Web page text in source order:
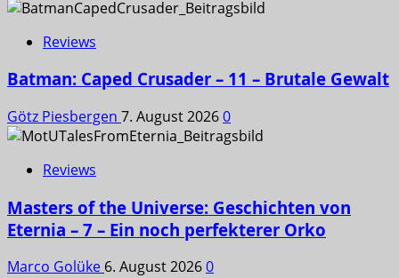
Reviews
Batman: Caped Crusader – 11 – Brutale Gewalt
Götz Piesbergen 7. August 20260
Reviews
Masters of the Universe: Geschichten von
Eternia – 7 – Ein noch perfekterer Orko
Marco Golüke 6. August 20260